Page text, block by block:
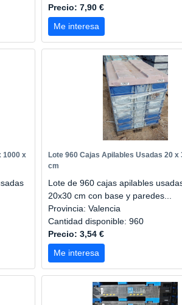
Precio: 7,90 €
Me interesa
1000 x
Lote 960 Cajas Apilables Usadas 20 x
cm
Lote de 960 cajas apilables
20x30 cm con base y paredes...
Provincia: Valencia
Cantidad disponible: 960
Precio: 3,54 €
Me interesa